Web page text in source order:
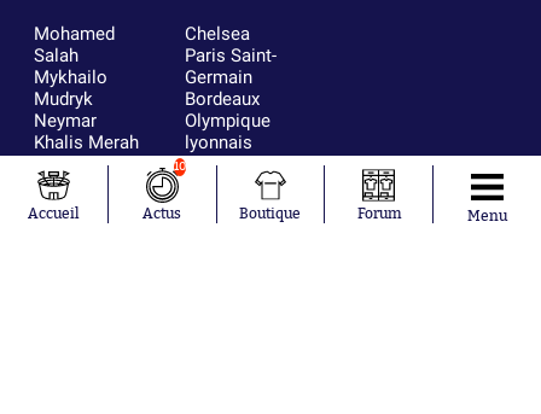
Mohamed
Salah
Mykhailo
Mudryk
Neymar
Khalis Merah
Loïs Openda
Moussa
Niakhaté
Chelsea
Paris Saint-
Germain
Bordeaux
Olympique
lyonnais
FIFA
Real Madrid
RC Strasbourg
AC Milan
Accueil
10
Actus Boutique Forum Menu